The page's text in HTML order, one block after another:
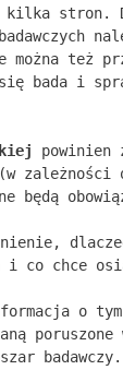
stron.
można też
bada i
powinien
zależności
będą
i co chce
o
badawczy.